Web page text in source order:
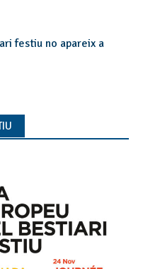
festiu no apareix a